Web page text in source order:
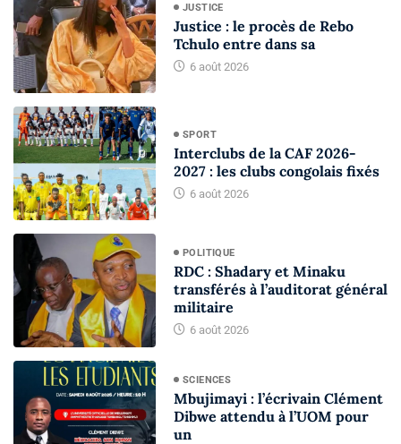
JUSTICE
Justice : le procès de Rebo
Tchulo entre dans sa
6 août 2026
SPORT
Interclubs de la CAF 2026-
2027 : les clubs congolais fixés
6 août 2026
POLITIQUE
RDC : Shadary et Minaku
transférés à l’auditorat général
militaire
6 août 2026
SCIENCES
Mbujimayi : l’écrivain Clément
Dibwe attendu à l’UOM pour
un